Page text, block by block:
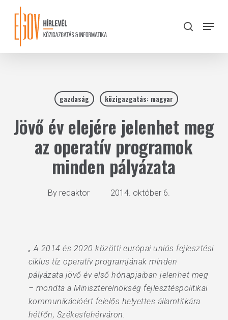
content
search
Menu
gazdaság közigazgatás: magyar
Jövő év elejére jelenhet meg
az operatív programok
minden pályázata
By redaktor 2014. október 6.
„ A 2014 és 2020 közötti európai uniós fejlesztési
ciklus tíz operatív programjának minden
pályázata jövő év első hónapjaiban jelenhet meg
– mondta a Miniszterelnökség fejlesztéspolitikai
kommunikációért felelős helyettes államtitkára
hétfőn, Székesfehérváron.
Close